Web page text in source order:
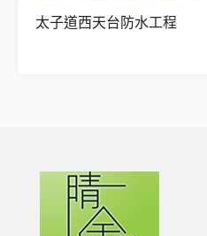
太子道西天台防水工程